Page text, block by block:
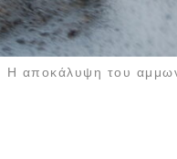
Η αποκάλυψη του